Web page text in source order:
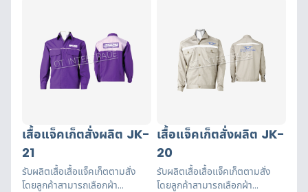
เสื้อแจ็คเก็ตสั่งผลิต JK-
21
รับผลิตเสื้อเสื้อแจ็คเก็ตตามสั่ง
โดยลูกค้าสามารถเลือกผ้า
เสื้อแจ็คเก็ตสั่งผลิต JK-
20
รับผลิตเสื้อเสื้อแจ็คเก็ตตามสั่ง
โดยลูกค้าสามารถเลือกผ้า